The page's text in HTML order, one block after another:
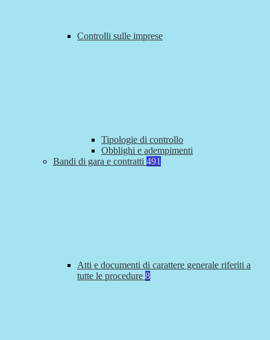
Controlli sulle imprese
Tipologie di controllo
Obblighi e adempimenti
Bandi di gara e contratti 491
Atti e documenti di carattere generale riferiti a
tutte le procedure 8